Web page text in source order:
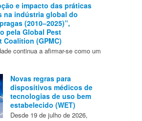
e impacto das práticas
na indústria global do
(2010–2025)”,
pela Global Pest
Coalition (GPMC)
continua a afirmar-se como um
Novas regras para
dispositivos médicos de
tecnologias de uso bem
estabelecido (WET)
Desde 19 de julho de 2026,